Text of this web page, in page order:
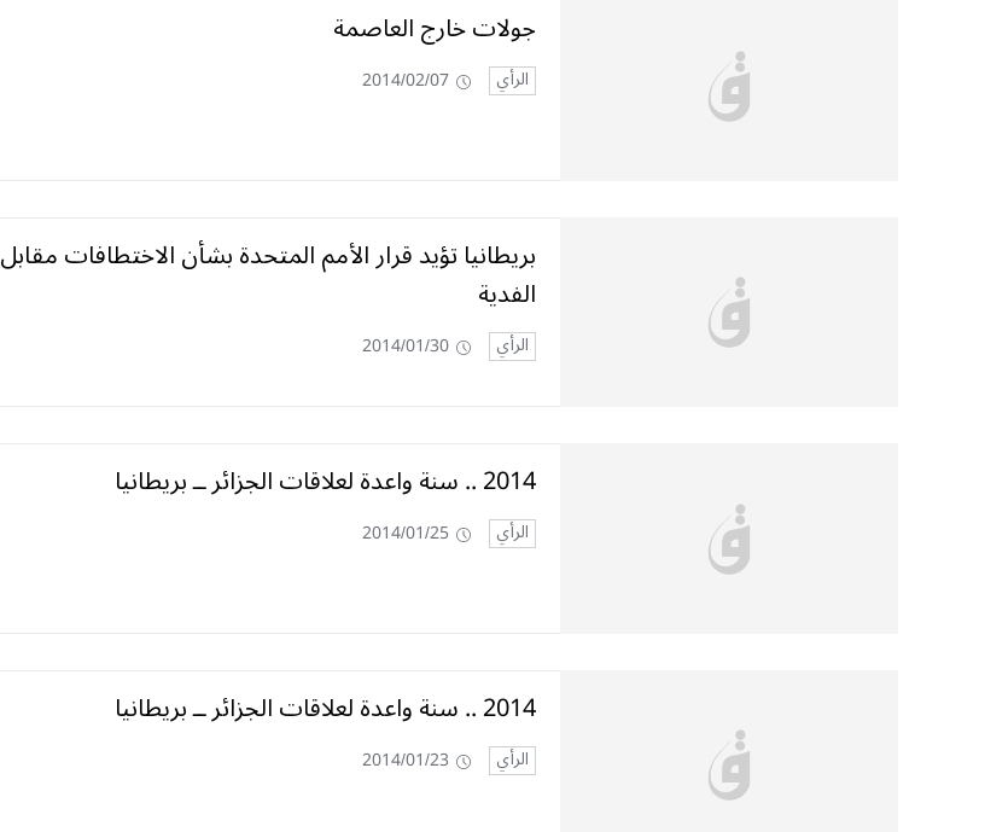
جولات خارج العاصمة
الرأي 2014/02/07
بريطانيا تؤيد قرار الأمم المتحدة بشأن الاختطافات مقابل
الفدية
الرأي 2014/01/30
2014 .. سنة واعدة لعلاقات الجزائر ــ بريطانيا
الرأي 2014/01/25
2014 .. سنة واعدة لعلاقات الجزائر ــ بريطانيا
الرأي 2014/01/23